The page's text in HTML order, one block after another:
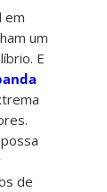
em
um
E
de